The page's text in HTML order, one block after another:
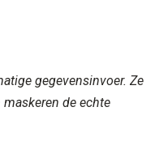
gegevensinvoer. Ze
de echte